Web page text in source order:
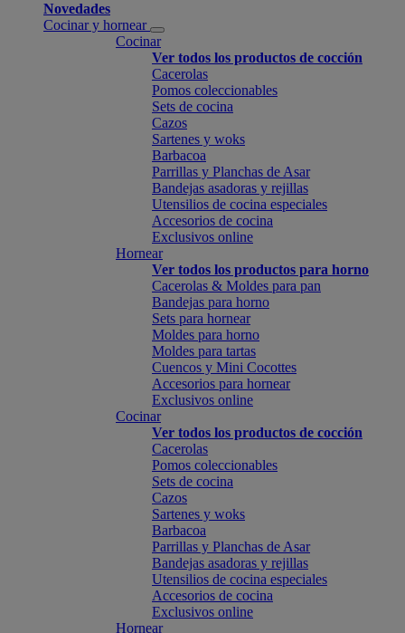
Novedades
Cocinar y hornear
Cocinar
Ver todos los productos de cocción
Cacerolas
Pomos coleccionables
Sets de cocina
Cazos
Sartenes y woks
Barbacoa
Parrillas y Planchas de Asar
Bandejas asadoras y rejillas
Utensilios de cocina especiales
Accesorios de cocina
Exclusivos online
Hornear
Ver todos los productos para horno
Cacerolas & Moldes para pan
Bandejas para horno
Sets para hornear
Moldes para horno
Moldes para tartas
Cuencos y Mini Cocottes
Accesorios para hornear
Exclusivos online
Cocinar
Ver todos los productos de cocción
Cacerolas
Pomos coleccionables
Sets de cocina
Cazos
Sartenes y woks
Barbacoa
Parrillas y Planchas de Asar
Bandejas asadoras y rejillas
Utensilios de cocina especiales
Accesorios de cocina
Exclusivos online
Hornear